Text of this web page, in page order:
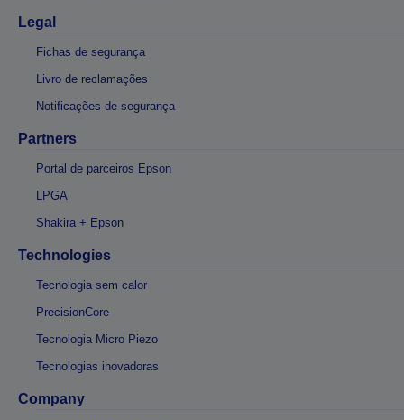
Legal
Fichas de segurança
Livro de reclamações
Notificações de segurança
Partners
Portal de parceiros Epson
LPGA
Shakira + Epson
Technologies
Tecnologia sem calor
PrecisionCore
Tecnologia Micro Piezo
Tecnologias inovadoras
Company